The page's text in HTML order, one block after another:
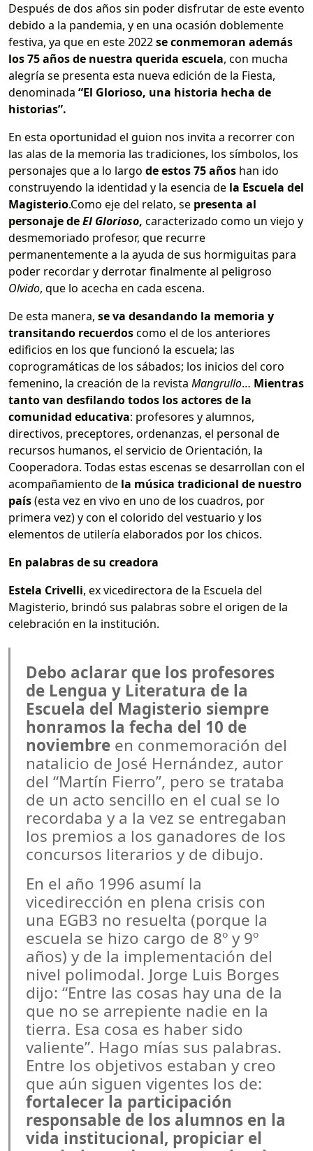
Después de dos años sin poder disfrutar de este evento
debido a la pandemia, y en una ocasión doblemente
festiva, ya que en este 2022se conmemoran además
los 75 años de nuestra querida escuela, con mucha
alegría se presenta esta nueva edición de la Fiesta,
denominada “El Glorioso, una historia hecha de
historias”.
En esta oportunidad el guion nos invita a recorrer con
las alas de la memoria las tradiciones, los símbolos, los
personajes que a lo largo de estos 75 años han ido
construyendo la identidad y la esencia de la Escuela del
Magisterio.Como eje del relato, se presenta al
personaje deEl Glorioso, caracterizado como un viejo y
desmemoriado profesor, que recurre
permanentemente a la ayuda de sus hormiguitas para
poder recordar y derrotar finalmente al peligroso
Olvido, que lo acecha en cada escena.
De esta manera, se va desandando la memoria y
transitando recuerdoscomo el de los anteriores
edificios en los que funcionó la escuela; las
coprogramáticas de los sábados; los inicios del coro
femenino, la creación de la revista Mangrullo… Mientras
tanto van desfilando todos los actores de la
comunidad educativa: profesores y alumnos,
directivos, preceptores, ordenanzas, el personal de
recursos humanos, el servicio de Orientación, la
Cooperadora. Todas estas escenas se desarrollan con el
acompañamiento de la música tradicional de nuestro
país(esta vez en vivo en uno de los cuadros, por
primera vez) y con el colorido del vestuario y los
elementos de utilería elaborados por los chicos.
En palabras de su creadora
Estela Crivelli, ex vicedirectora de la Escuela del
Magisterio, brindó sus palabras sobre el origen de la
celebración en la institución.
Debo aclarar que los profesores
de Lengua y Literatura de la
Escuela del Magisterio siempre
honramos la fecha del 10 de
noviembre en conmemoración del
natalicio de José Hernández, autor
del “Martín Fierro”, pero se trataba
de un acto sencillo en el cual se lo
recordaba y a la vez se entregaban
los premios a los ganadores de los
concursos literarios y de dibujo.
En el año 1996 asumí la
vicedirección en plena crisis con
una EGB3 no resuelta (porque la
escuela se hizo cargo de 8º y 9º
años) y de la implementación del
nivel polimodal. Jorge Luis Borges
dijo: “Entre las cosas hay una de la
que no se arrepiente nadie en la
tierra. Esa cosa es haber sido
valiente”. Hago mías sus palabras.
Entre los objetivos estaban y creo
que aún siguen vigentes los de:
fortalecer la participación
responsable de los alumnos en la
vida institucional, propiciar el